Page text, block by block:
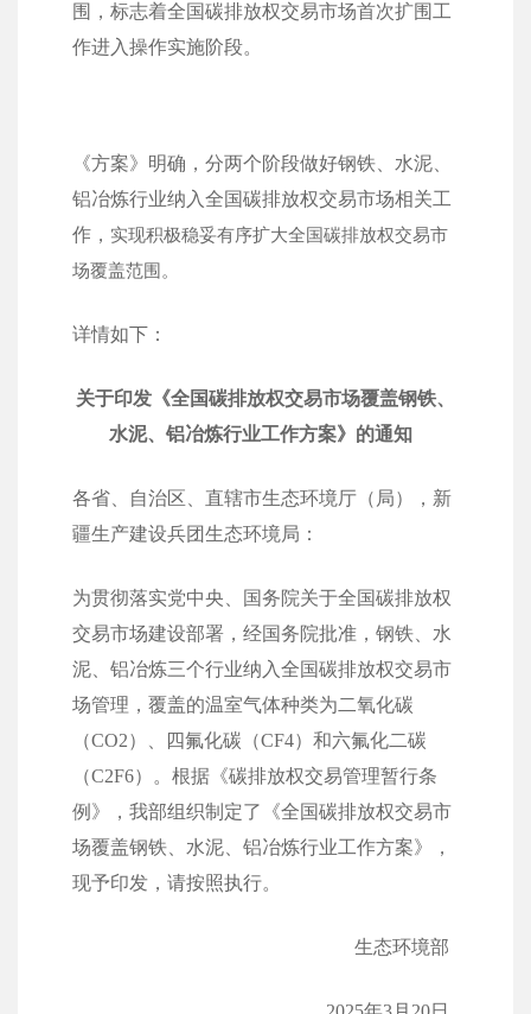
围，标志着全国碳排放权交易市场首次扩围工
作进入操作实施阶段。
《方案》明确，分两个阶段做好钢铁、水泥、
铝冶炼行业纳入全国碳排放权交易市场相关工
作， 实现积极稳妥有序扩大全国碳排放权交易市
场覆盖范围。
详情如下：
关于印发《全国碳排放权交易市场覆盖钢铁、
水泥、铝冶炼行业工作方案》的通知
各省、自治区、直辖市生态环境厅（局），新
疆生产建设兵团生态环境局：
为贯彻落实党中央、国务院关于全国碳排放权
交易市场建设部署，经国务院批准，钢铁、水
泥、铝冶炼三个行业纳入全国碳排放权交易市
场管理，覆盖的温室气体种类为二氧化碳
（CO2）、四氟化碳（CF4）和六氟化二碳
（C2F6）。根据《碳排放权交易管理暂行条
例》，我部组织制定了《全国碳排放权交易市
场覆盖钢铁、水泥、铝冶炼行业工作方案》，
现予印发，请按照执行。
生态环境部